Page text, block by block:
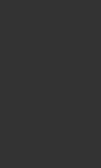
a kiáramlásnál
akik
hosszan tartó,
térben a
körülvevő